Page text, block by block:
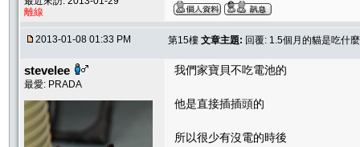
離線
2013-01-08 01:33 PM 第15樓 文章主題: 回覆: 1.5個月的貓是吃什
stevelee
最愛: PRADA
我們家寶貝不吃電池的
他是直接插插頭的
所以很少有沒電的時後